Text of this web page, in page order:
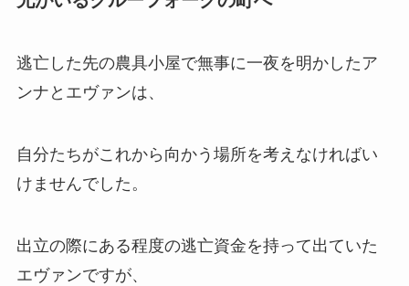
逃亡した先の農具小屋で無事に一夜を明かしたア
ンナとエヴァンは、
自分たちがこれから向かう場所を考えなければい
けませんでした。
出立の際にある程度の逃亡資金を持って出ていた
エヴァンですが、